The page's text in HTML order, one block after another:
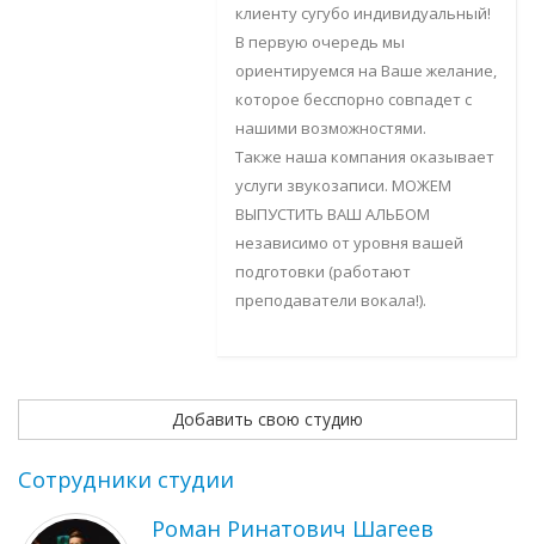
клиенту сугубо индивидуальный!
В первую очередь мы
ориентируемся на Ваше желание,
которое бесспорно совпадет с
нашими возможностями.
Также наша компания оказывает
услуги звукозаписи. МОЖЕМ
ВЫПУСТИТЬ ВАШ АЛЬБОМ
независимо от уровня вашей
подготовки (работают
преподаватели вокала!).
Добавить свою студию
Сотрудники студии
Роман Ринатович Шагеев